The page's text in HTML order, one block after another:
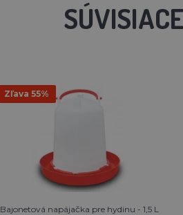
Zľava 55%
Bajonetová napájačka pre hydinu - 1,5 L